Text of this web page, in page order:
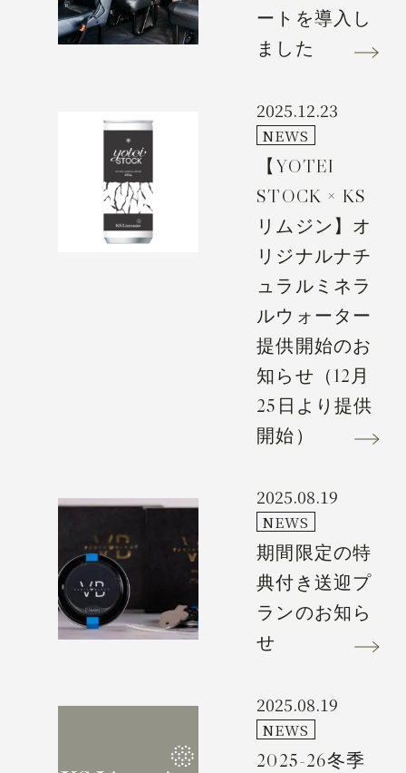
ートを導入し
ました
【YOTEI
STOCK × KS
リムジン】オ
リジナルナチ
ュラルミネラ
ルウォーター
提供開始のお
知らせ（12月
25日より提供
開始）
2025.12.23
NEWS
期間限定の特
典付き送迎プ
ランのお知ら
せ
2025.08.19
NEWS
2025-26冬季
2025.08.19
NEWS